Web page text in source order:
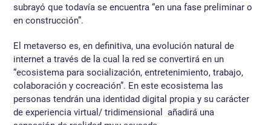
subrayó que todavía se encuentra “en una fase preliminar o
en construcción”.
El metaverso es, en definitiva, una evolución natural de
internet a través de la cual la red se convertirá en un
“ecosistema para socialización, entretenimiento, trabajo,
colaboración y cocreación”. En este ecosistema las
personas tendrán una identidad digital propia y su carácter
de experiencia virtual/ tridimensional añadirá una